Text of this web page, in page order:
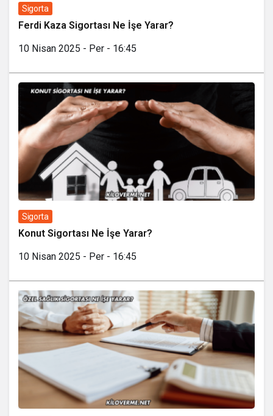
Sigorta
Ferdi Kaza Sigortası Ne İşe Yarar?
10 Nisan 2025 - Per - 16:45
Sigorta
Konut Sigortası Ne İşe Yarar?
10 Nisan 2025 - Per - 16:45